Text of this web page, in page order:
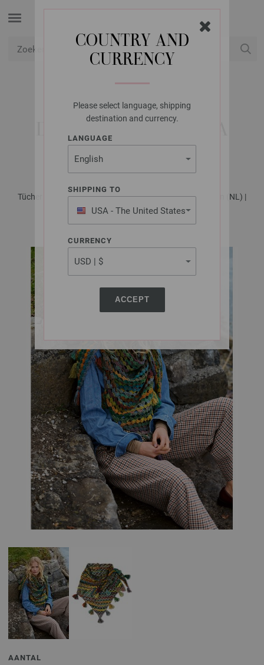
COUNTRY AND
CURRENCY
Please select language, shipping
destination and currency.
LANGUAGE
SHIPPING TO
USA - The United States
of America
CURRENCY
ACCEPT
LANA GROSSA
DRIEHOEKIGE STOLA
COLORISSIMO
Tücher & Co. No. 10 - Tijdschrift (DE) + Breibeschrijvingen (NL) |
Patroon 3
AANTAL